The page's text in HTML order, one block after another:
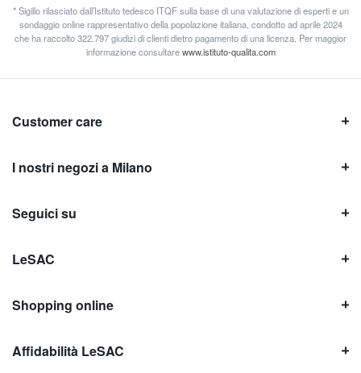
* Sigillo rilasciato dall’Istituto tedesco ITQF sulla base di una valutazione di esperti e un
sondaggio online rappresentativo della popolazione italiana, condotto ad aprile 2024
che ha raccolto 322.797 giudizi di clienti dietro pagamento di una licenza. Per maggior
informazione consultarewww.istituto-qualita.com
Customer care
I nostri negozi a Milano
Seguici su
LeSAC
Shopping online
Affidabilità LeSAC